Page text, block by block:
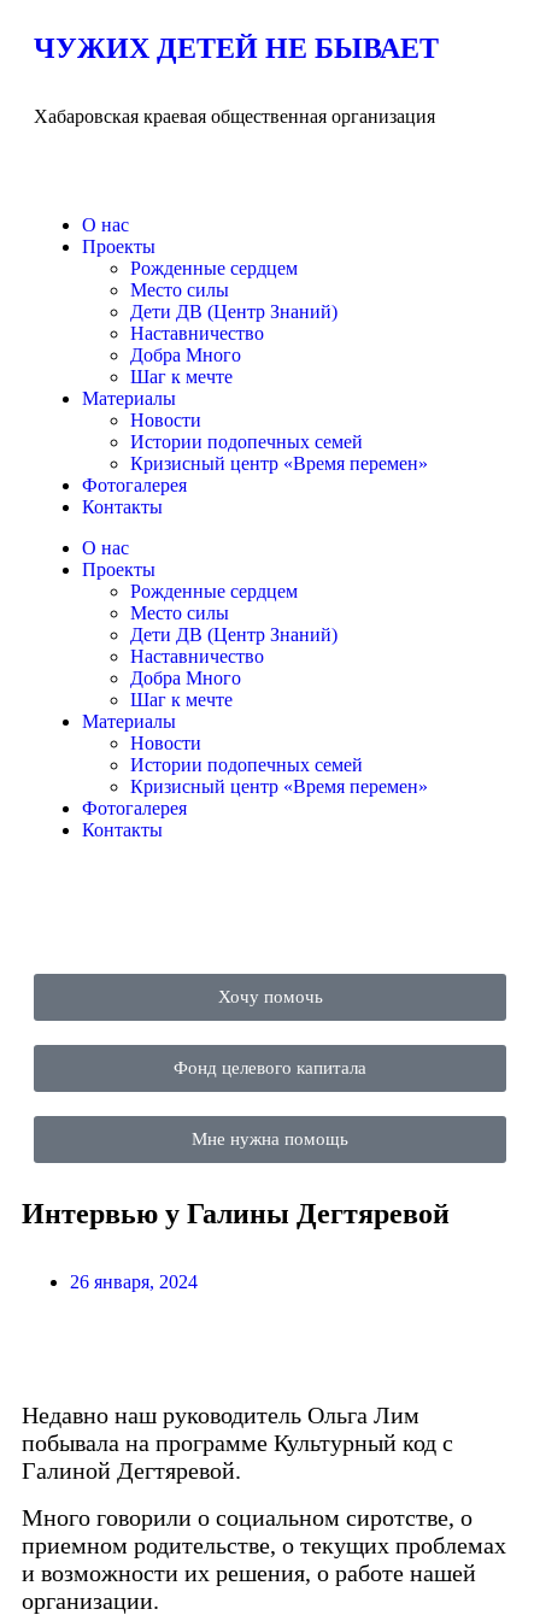
ЧУЖИХ ДЕТЕЙ НЕ БЫВАЕТ
Хабаровская краевая общественная организация
О нас
Проекты
Рожденные сердцем
Место силы
Дети ДВ (Центр Знаний)
Наставничество
Добра Много
Шаг к мечте
Материалы
Новости
Истории подопечных семей
Кризисный центр «Время перемен»
Фотогалерея
Контакты
О нас
Проекты
Рожденные сердцем
Место силы
Дети ДВ (Центр Знаний)
Наставничество
Добра Много
Шаг к мечте
Материалы
Новости
Истории подопечных семей
Кризисный центр «Время перемен»
Фотогалерея
Контакты
Хочу помочь
Фонд целевого капитала
Мне нужна помощь
Интервью у Галины Дегтяревой
26 января, 2024
Недавно наш руководитель Ольга Лим
побывала на программе Культурный код с
Галиной Дегтяревой.
Много говорили о социальном сиротстве, о
приемном родительстве, о текущих проблемах
и возможности их решения, о работе нашей
организации.